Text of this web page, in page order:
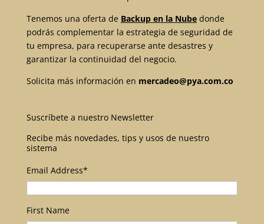
Tenemos una oferta de Backup en la Nubedonde
podrás complementar la estrategia de seguridad de
tu empresa, para recuperarse ante desastres y
garantizar la continuidad del negocio.
Solicita más información en mercadeo@pya.com.co
Suscríbete a nuestro Newsletter
Recibe más novedades, tips y usos de nuestro
sistema
Email Address*
First Name